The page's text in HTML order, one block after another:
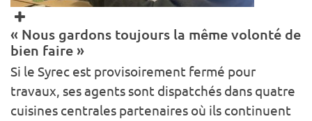
« Nous gardons toujours la même volonté de
bien faire »
Si le Syrec est provisoirement fermé pour
travaux, ses agents sont dispatchés dans quatre
cuisines centrales partenaires où ils continuent